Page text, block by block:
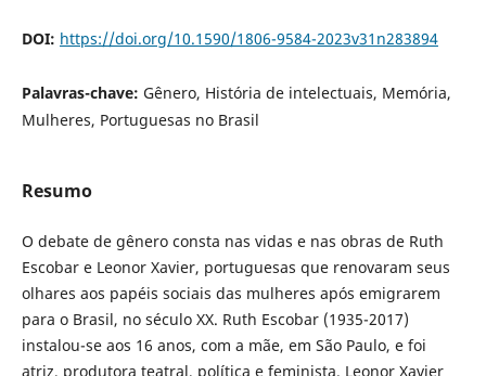
DOI: https://doi.org/10.1590/1806-9584-2023v31n283894
Palavras-chave: Gênero, História de intelectuais, Memória,
Mulheres, Portuguesas no Brasil
Resumo
O debate de gênero consta nas vidas e nas obras de Ruth
Escobar e Leonor Xavier, portuguesas que renovaram seus
olhares aos papéis sociais das mulheres após emigrarem
para o Brasil, no século XX. Ruth Escobar (1935-2017)
instalou-se aos 16 anos, com a mãe, em São Paulo, e foi
atriz, produtora teatral, política e feminista. Leonor Xavier